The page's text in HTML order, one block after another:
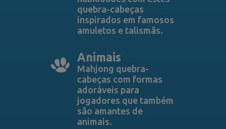
quebra-cabeças
inspirados em famosos
amuletos e talismãs.
Animais
Mahjong quebra-
cabeças com formas
adoráveis ​​para
jogadores que também
são amantes de
animais.